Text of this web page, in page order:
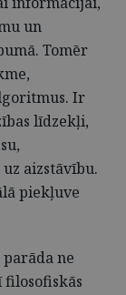
un
Tomēr
Ir
līdzekļi,
aizstāvību.
piekļuve
parāda ne